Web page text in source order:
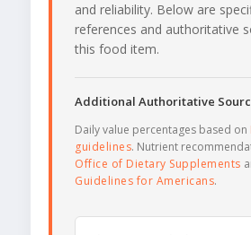
and reliability. Below are
references and authoritative
this food item.
Additional Authoritative
Daily value percentages based on
guidelines. Nutrient
Office of Dietary Supplements
Guidelines for Americans.